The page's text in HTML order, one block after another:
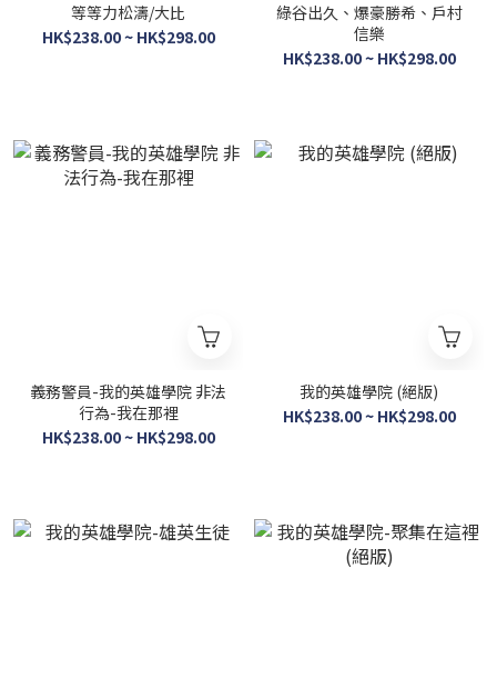
等等力松濤/大比
HK$238.00 ~ HK$298.00
綠谷出久、爆豪勝希、戶村
信樂
HK$238.00 ~ HK$298.00
義務警員-我的英雄學院 非法
行為-我在那裡
HK$238.00 ~ HK$298.00
我的英雄學院 (絕版)
HK$238.00 ~ HK$298.00